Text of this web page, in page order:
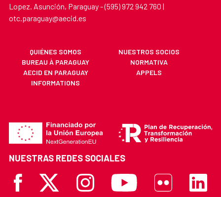
Lopez. Asunción, Paraguay - (595) 972 942 760 |
otc.paraguay@aecid.es
QUIÉNES SOMOS
NUESTROS SOCIOS
BUREAU À PARAGUAY
NORMATIVA
AECID EN PARAGUAY
APPELS
INFORMATIONS
NUESTRAS REDES SOCIALES
Facebook
X InstagramYoutube Flickr Linkedin